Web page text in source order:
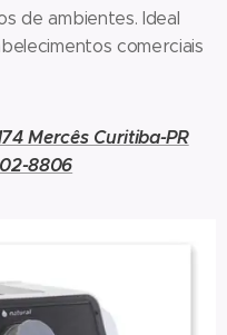
de ambientes. Ideal
comerciais
Mercês Curitiba-PR
8806